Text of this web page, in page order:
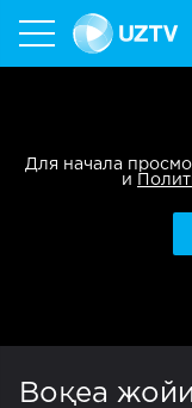
Для начала
и
Воқеа жойи